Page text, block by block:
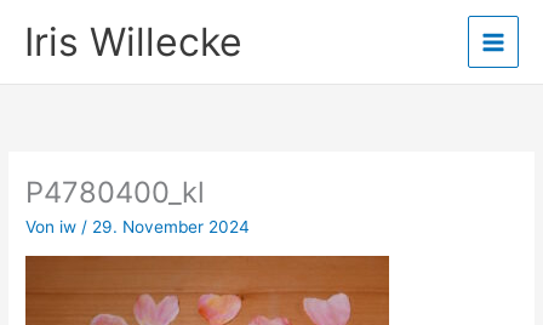
InhaltIris Willecke
P4780400_kl
Von iw / 29. November 2024